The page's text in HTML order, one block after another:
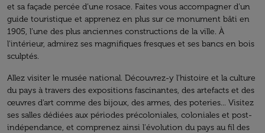
et sa façade percée d’une rosace. Faites vous accompagner d’un
guide touristique et apprenez en plus sur ce monument bâti en
1905, l’une des plus anciennes constructions de la ville. À
l’intérieur, admirez ses magnifiques fresques et ses bancs en bois
sculptés.
Allez visiter le musée national. Découvrez-y l'histoire et la culture
du pays à travers des expositions fascinantes, des artefacts et des
œuvres d'art comme des bijoux, des armes, des poteries... Visitez
ses salles dédiées aux périodes précoloniales, coloniales et post-
indépendance, et comprenez ainsi l'évolution du pays au fil des